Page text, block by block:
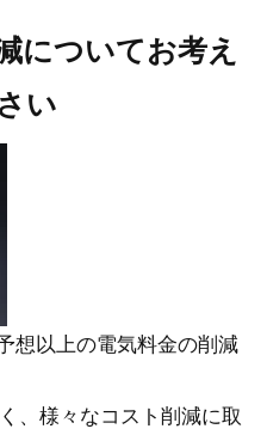
についてお考え
い
想以上の電気料金の削減
、様々なコスト削減に取